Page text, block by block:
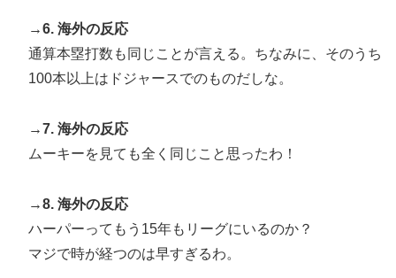
→6. 海外の反応
通算本塁打数も同じことが言える。ちなみに、そのうち
100本以上はドジャースでのものだしな。
→7. 海外の反応
ムーキーを見ても全く同じこと思ったわ！
→8. 海外の反応
ハーパーってもう15年もリーグにいるのか？
マジで時が経つのは早すぎるわ。